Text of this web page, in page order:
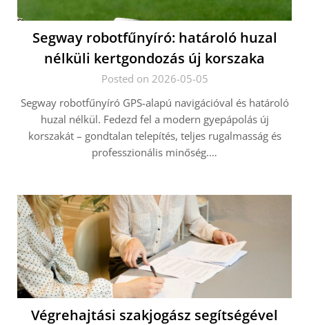
Segway robotfűnyíró: határoló huzal
nélküli kertgondozás új korszaka
Posted on 2026-05-05
Segway robotfűnyíró GPS-alapú navigációval és határoló
huzal nélkül. Fedezd fel a modern gyepápolás új
korszakát – gondtalan telepítés, teljes rugalmasság és
professzionális minőség.…
Végrehajtási szakjogász segítségével